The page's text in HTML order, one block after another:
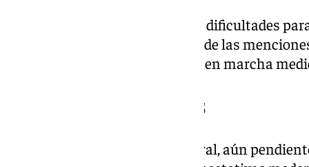
Las empresas también señalan dificultades
justificado del que no lo es (32% de las
los motivos, que dificulta poner en marcha
Jornada de 37,5 horas
La reducción de la jornada laboral, aún